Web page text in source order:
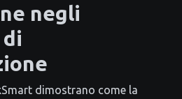
negli
dimostrano come la